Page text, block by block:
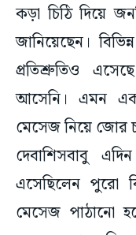
কড়া চিঠি দিয়ে
জানিয়েছেন।
প্রতিশ্রুতিও
আসেনি। এমন
মেসেজ নিয়ে জোর
দেবাশিসবাবু
এসেছিলেন পুরো
মেসেজ পাঠানো